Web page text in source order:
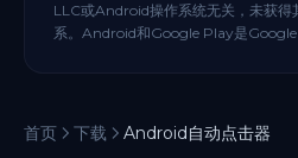
LLC或Android操作系统无关，未获得
系。Android和Google Play是Google
首页 下载 Android自动点击器